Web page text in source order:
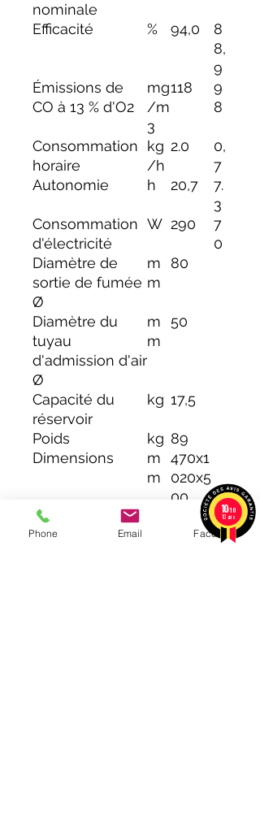
nominale
Efficacité % 94,0
8
8,
9
Émissions de
CO à 13 % d'O2
mg
/m
3
118
9
8
Consommation
horaire
kg
/h
2.0
0,
7
Autonomie
h 20,7
7.
3
Consommation
d'électricité
W 290
7
0
Diamètre de
sortie de fumée
Ø
m
m
80
Diamètre du
tuyau
d'admission d'air
Ø
m
m
50
Capacité du
réservoir
kg 17,5
Poids kg 89
Dimensions
m
m
470x1
020x5
00
Phone Email Facebook
10/10
10 avis